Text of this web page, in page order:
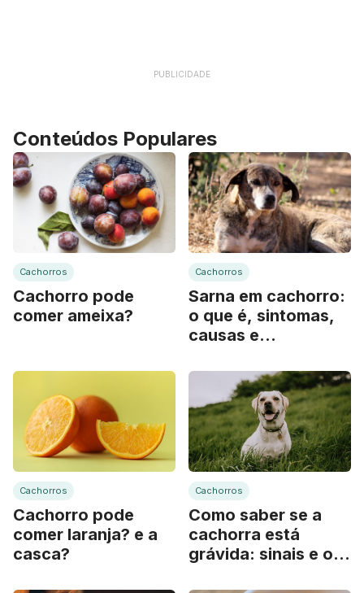
PUBLICIDADE
Conteúdos Populares
Cachorros
Cachorro pode
comer ameixa?
Cachorros
Sarna em cachorro:
o que é, sintomas,
causas e
Cachorros
Cachorro pode
comer laranja? e a
casca?
Cachorros
Como saber se a
cachorra está
grávida: sinais e o